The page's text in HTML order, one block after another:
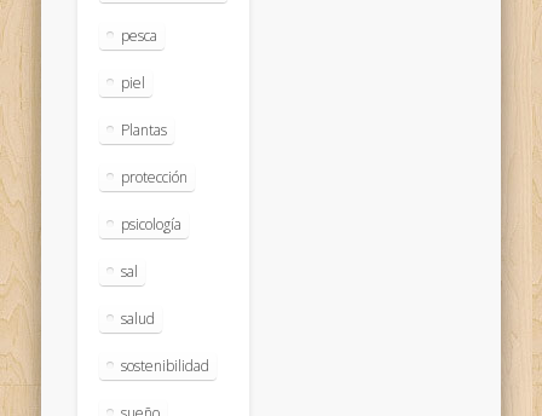
pesca
piel
Plantas
protección
psicología
sal
salud
sostenibilidad